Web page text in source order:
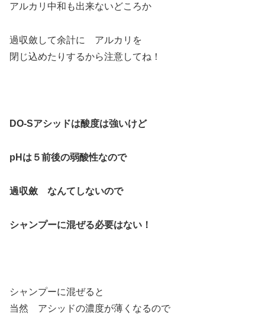
アルカリ中和も出来ないどころか
過収斂して余計に アルカリを
閉じ込めたりするから注意してね！
DO-Sアシッドは酸度は強いけど
pHは５前後の弱酸性なので
過収斂 なんてしないので
シャンプーに混ぜる必要はない！
シャンプーに混ぜると
当然 アシッドの濃度が薄くなるので